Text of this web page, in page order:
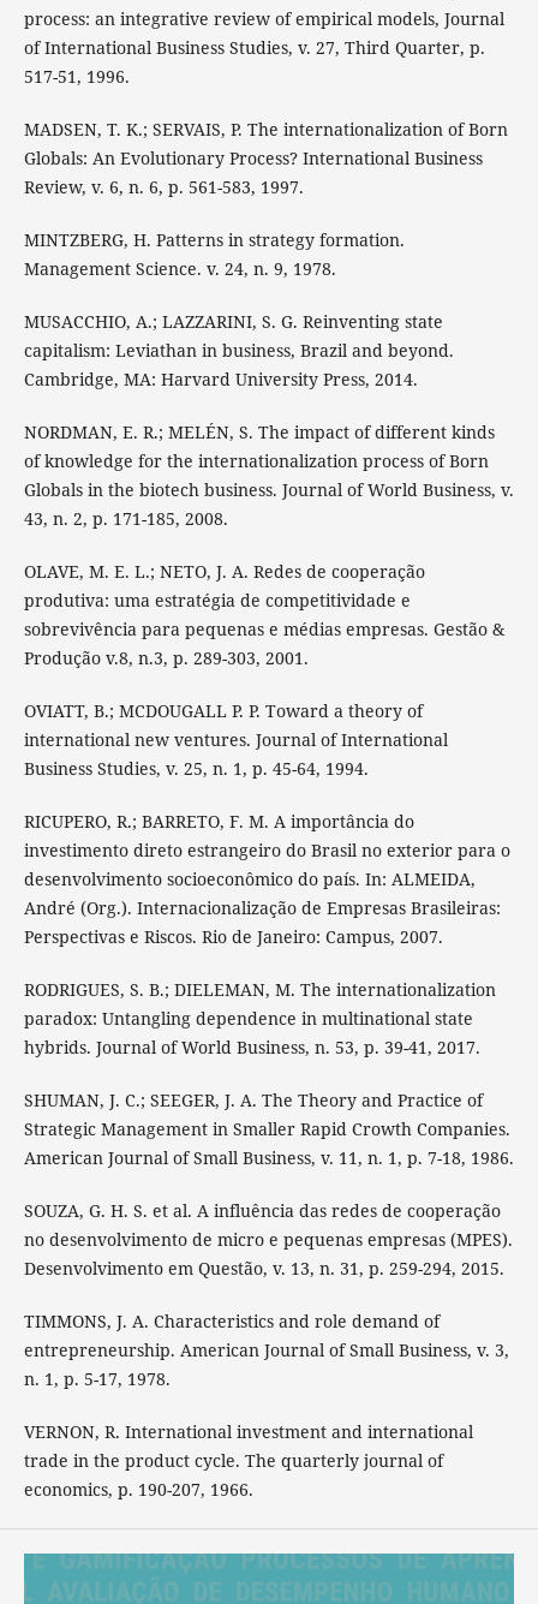
process: an integrative review of empirical models, Journal
of International Business Studies, v. 27, Third Quarter, p.
517-51, 1996.
MADSEN, T. K.; SERVAIS, P. The internationalization of Born
Globals: An Evolutionary Process? International Business
Review, v. 6, n. 6, p. 561-583, 1997.
MINTZBERG, H. Patterns in strategy formation.
Management Science. v. 24, n. 9, 1978.
MUSACCHIO, A.; LAZZARINI, S. G. Reinventing state
capitalism: Leviathan in business, Brazil and beyond.
Cambridge, MA: Harvard University Press, 2014.
NORDMAN, E. R.; MELÉN, S. The impact of different kinds
of knowledge for the internationalization process of Born
Globals in the biotech business. Journal of World Business, v.
43, n. 2, p. 171-185, 2008.
OLAVE, M. E. L.; NETO, J. A. Redes de cooperação
produtiva: uma estratégia de competitividade e
sobrevivência para pequenas e médias empresas. Gestão &
Produção v.8, n.3, p. 289-303, 2001.
OVIATT, B.; MCDOUGALL P. P. Toward a theory of
international new ventures. Journal of International
Business Studies, v. 25, n. 1, p. 45-64, 1994.
RICUPERO, R.; BARRETO, F. M. A importância do
investimento direto estrangeiro do Brasil no exterior para o
desenvolvimento socioeconômico do país. In: ALMEIDA,
André (Org.). Internacionalização de Empresas Brasileiras:
Perspectivas e Riscos. Rio de Janeiro: Campus, 2007.
RODRIGUES, S. B.; DIELEMAN, M. The internationalization
paradox: Untangling dependence in multinational state
hybrids. Journal of World Business, n. 53, p. 39-41, 2017.
SHUMAN, J. C.; SEEGER, J. A. The Theory and Practice of
Strategic Management in Smaller Rapid Crowth Companies.
American Journal of Small Business, v. 11, n. 1, p. 7-18, 1986.
SOUZA, G. H. S. et al. A influência das redes de cooperação
no desenvolvimento de micro e pequenas empresas (MPES).
Desenvolvimento em Questão, v. 13, n. 31, p. 259-294, 2015.
TIMMONS, J. A. Characteristics and role demand of
entrepreneurship. American Journal of Small Business, v. 3,
n. 1, p. 5-17, 1978.
VERNON, R. International investment and international
trade in the product cycle. The quarterly journal of
economics, p. 190-207, 1966.